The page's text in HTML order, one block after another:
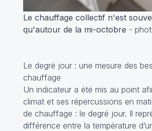
Le chauffage collectif n'est
qu'autour de la mi-octobre -
Le degré jour : une mesure des
chauffage
Un indicateur a été mis au point
climat et ses répercussions en
de chauffage : le degré jour. Il
différence entre la température